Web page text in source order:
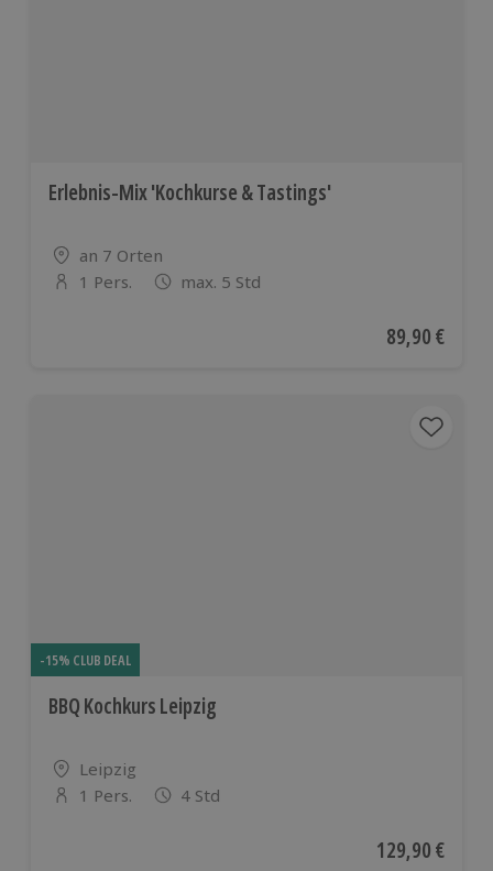
Erlebnis-Mix 'Kochkurse & Tastings'
Standort
an 7 Orten
Anzahl der Teilnehmer
1 Pers. max. 5 Std
Aktueller
89,90 €
-15% CLUB DEAL
BBQ Kochkurs Leipzig
Standort
Leipzig
Anzahl der Teilnehmer
1 Pers. 4 Std
Aktueller Preis
129,90 €